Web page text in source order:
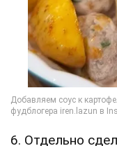
6. Отдельно